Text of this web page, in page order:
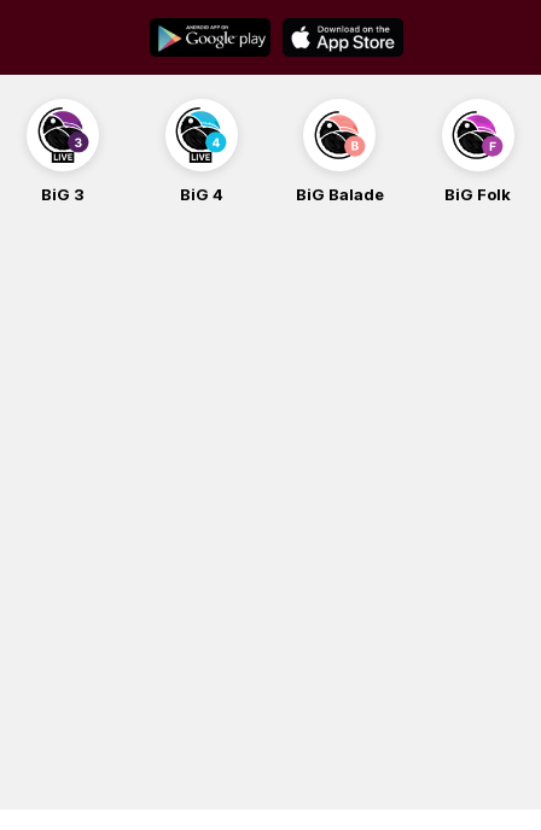
content
BiG 3 BiG 4 BiG Balade BiG Folk